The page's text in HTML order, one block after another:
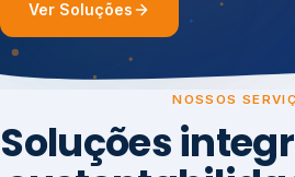
Ver Soluções
NOSSOS
Soluções